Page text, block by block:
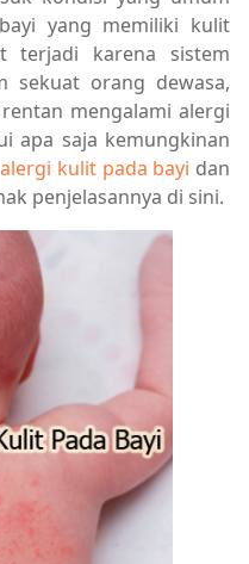
yang memiliki kulit
terjadi karena sistem
sekuat orang dewasa,
mengalami alergi
apa saja kemungkinan
alergi kulit pada bayi dan
penjelasannya di sini.